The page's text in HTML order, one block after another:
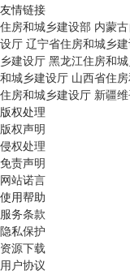
友情链接
住房和城乡建设部 内蒙
设厅 辽宁省住房和城乡
乡建设厅 黑龙江住房和
和城乡建设厅 山西省住
住房和城乡建设厅 新疆
版权处理
版权声明
侵权处理
免责声明
网站诺言
使用帮助
服务条款
隐私保护
资源下载
用户协议